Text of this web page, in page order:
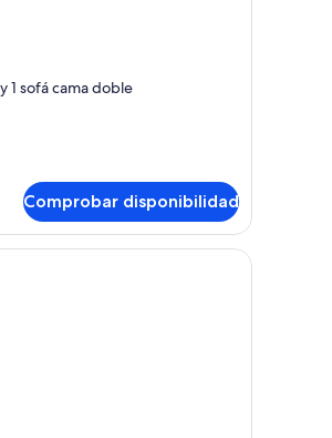
1 sofá cama doble
Comprobar disponibilidad